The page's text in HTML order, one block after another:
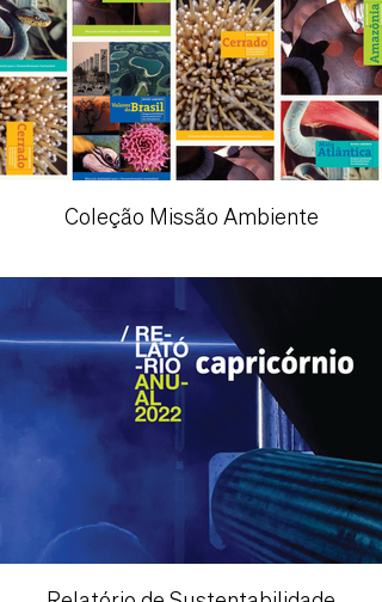
Coleção Missão Ambiente